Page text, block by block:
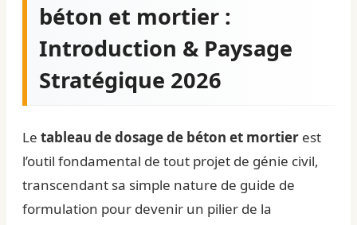
béton et mortier :
Introduction & Paysage
Stratégique 2026
Le tableau de dosage de béton et mortier est
l’outil fondamental de tout projet de génie civil,
transcendant sa simple nature de guide de
formulation pour devenir un pilier de la